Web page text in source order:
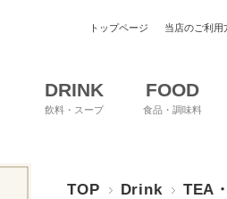
トップページ 当店のご利用
DRINK
飲料・スープ
FOOD
食品・調味料
TOP Drink TEA